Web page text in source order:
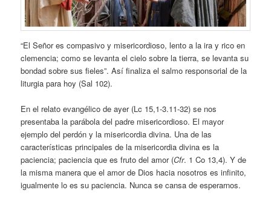
“El Señor es compasivo y misericordioso, lento a la ira y rico en
clemencia; como se levanta el cielo sobre la tierra, se levanta su
bondad sobre sus fieles”. Así finaliza el salmo responsorial de la
liturgia para hoy (Sal 102).
En el relato evangélico de ayer (Lc 15,1-3.11-32) se nos
presentaba la parábola del padre misericordioso. El mayor
ejemplo del perdón y la misericordia divina. Una de las
características principales de la misericordia divina es la
paciencia; paciencia que es fruto del amor (Cfr. 1 Co 13,4). Y de
la misma manera que el amor de Dios hacia nosotros es infinito,
igualmente lo es su paciencia. Nunca se cansa de esperarnos.